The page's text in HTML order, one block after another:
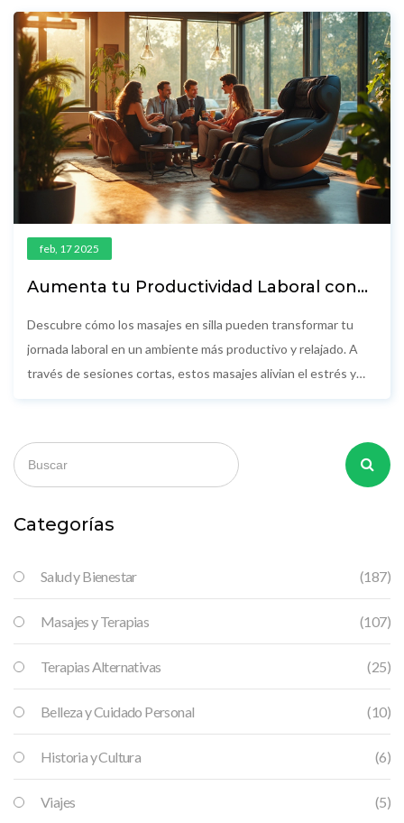
feb, 17 2025
Aumenta tu Productividad Laboral con
Descubre cómo los masajes en silla pueden transformar tu
jornada laboral en un ambiente más productivo y relajado. A
través de sesiones cortas, estos masajes alivian el estrés y
diaria sin complicaciones.
Categorías
Salud y Bienestar (187)
Masajes y Terapias (107)
Terapias Alternativas (25)
Belleza y Cuidado Personal (10)
Historia y Cultura (6)
Viajes (5)